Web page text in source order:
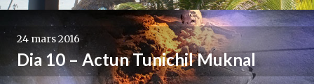
24 mars 2016
Dia 10 – Actun Tunichil Muknal